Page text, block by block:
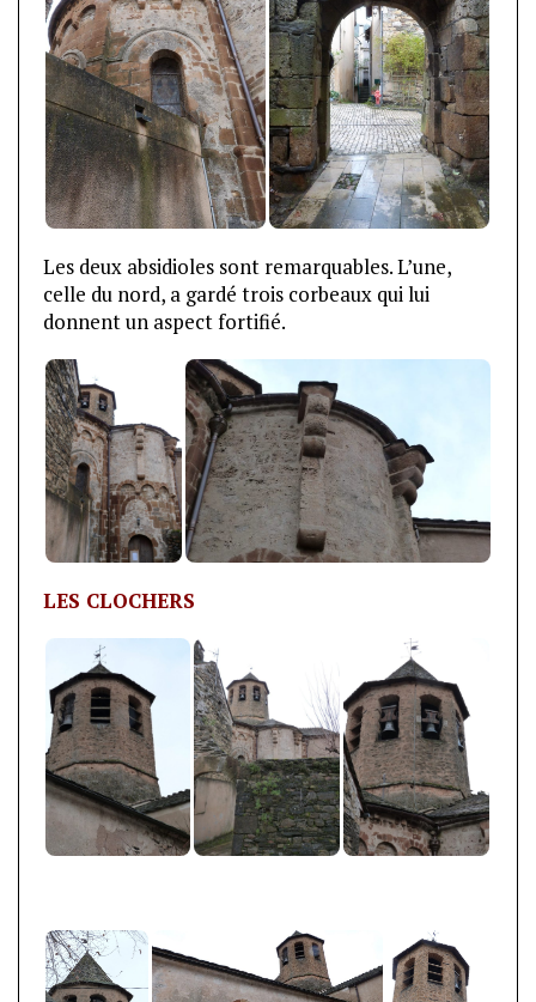
Les deux absidioles sont remarquables. L’une,
celle du nord, a gardé trois corbeaux qui lui
donnent un aspect fortifié.
LES CLOCHERS